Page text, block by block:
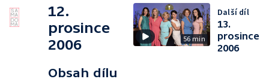
12.
prosince
2006
Obsah dílu
56 min
Další díl
13.
prosince
2006